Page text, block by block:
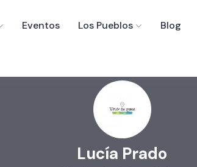
Eventos Los Pueblos
Blog
Lucía Prado